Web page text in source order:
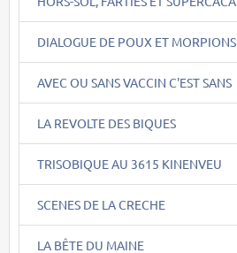
DIALOGUE DE POUX ET MORPIONS
AVEC OU SANS VACCIN C'EST SANS
LA REVOLTE DES BIQUES
TRISOBIQUE AU 3615 KINENVEU
SCENES DE LA CRECHE
LA BÊTE DU MAINE